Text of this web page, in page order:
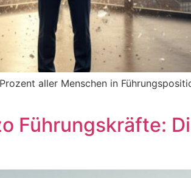
aller Menschen in
Führungskräfte: